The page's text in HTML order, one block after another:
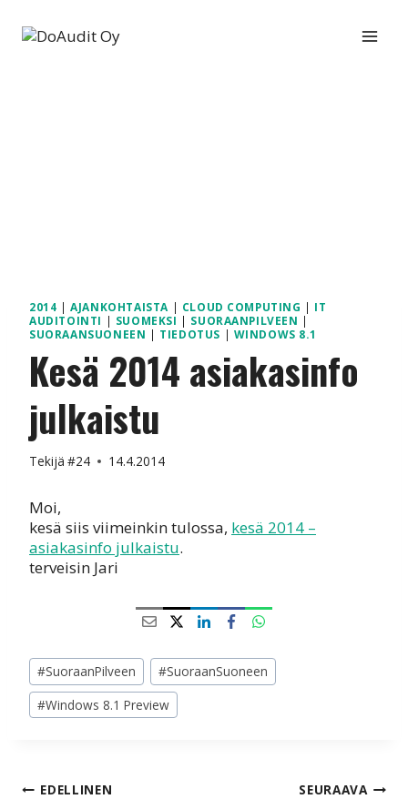
sisältöön
2014 |AJANKOHTAISTA | CLOUD COMPUTING | IT
AUDITOINTI | SUOMEKSI | SUORAANPILVEEN |
SUORAANSUONEEN | TIEDOTUS | WINDOWS 8.1
Kesä 2014 asiakasinfo
julkaistu
Tekijä #24 14.4.2014
Moi,
kesä siis viimeinkin tulossa, kesä 2014 –
asiakasinfo julkaistu.
terveisin Jari
Avainsanat:
#SuoraanPilveen #SuoraanSuoneen
#Windows 8.1 Preview
EDELLINEN SEURAAVA